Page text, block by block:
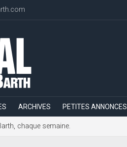
ARCHIVES PETITES ANNONCES
chaque semaine.